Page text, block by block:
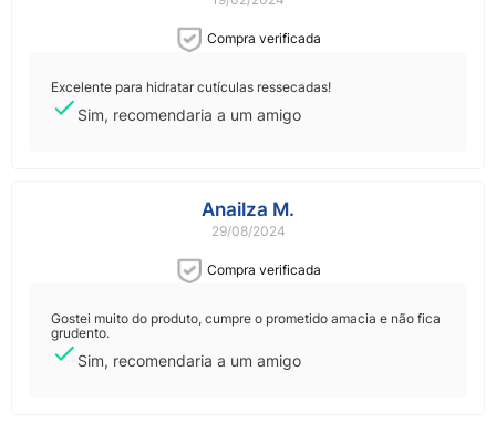
Compra verificada
Excelente para hidratar cutículas ressecadas!
Sim, recomendaria a um amigo
Anailza M.
29/08/2024
Compra verificada
Gostei muito do produto, cumpre o prometido amacia e não fica
grudento.
Sim, recomendaria a um amigo